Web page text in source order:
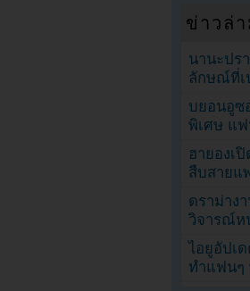
ข่าวล่
นานะปร
ลักษณ์ที่เ
บยอนอูซ
พิเศษ แฟ
ฮายองเ
สืบสายแ
ดราม่าง
วิจารณ์ห
ไอยูอัปเ
ทำแฟนๆ